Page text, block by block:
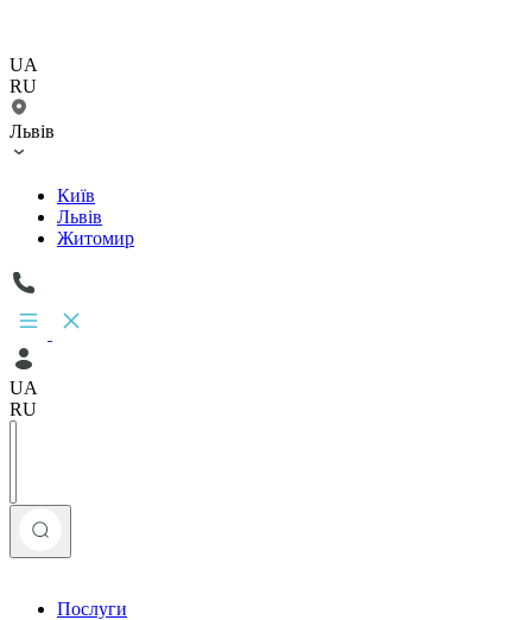
UA
RU
Львів
Київ
Львів
Житомир
UA
RU
Послуги